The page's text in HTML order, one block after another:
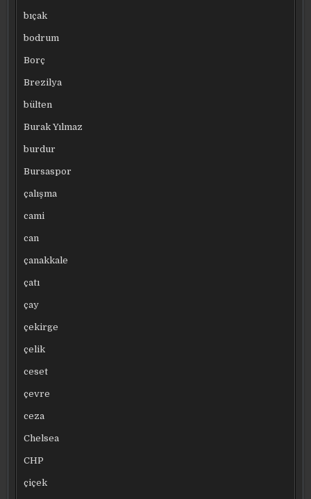
bıçak
bodrum
Borç
Brezilya
bülten
Burak Yılmaz
burdur
Bursaspor
çalışma
cami
can
çanakkale
çatı
çay
çekirge
çelik
ceset
çevre
ceza
Chelsea
CHP
çiçek